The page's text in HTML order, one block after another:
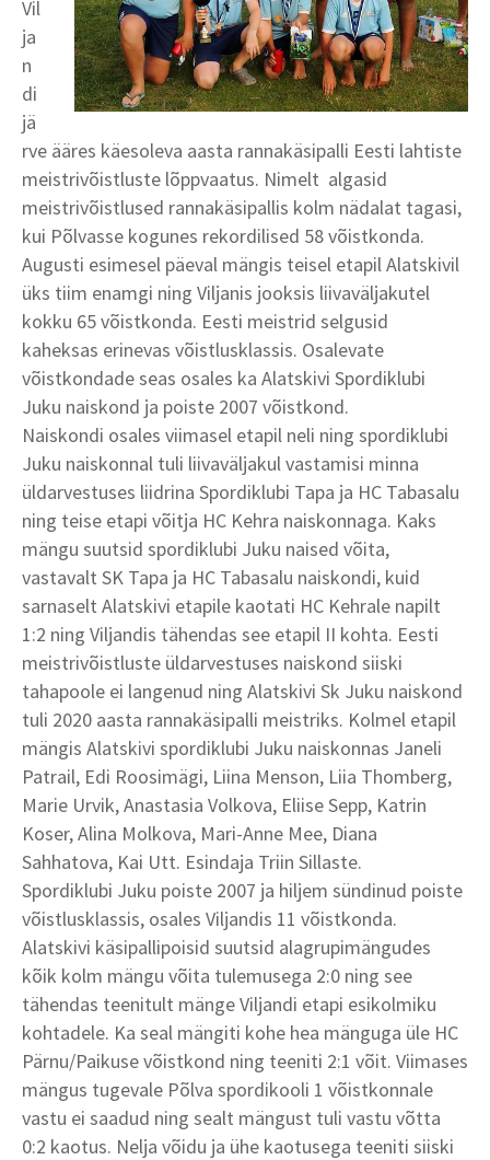
Vil
ja
n
di
jä
rve ääres käesoleva aasta rannakäsipalli Eesti lahtiste
meistrivõistluste lõppvaatus. Nimelt algasid
meistrivõistlused rannakäsipallis kolm nädalat tagasi,
kui Põlvasse kogunes rekordilised 58 võistkonda.
Augusti esimesel päeval mängis teisel etapil Alatskivil
üks tiim enamgi ning Viljanis jooksis liivaväljakutel
kokku 65 võistkonda. Eesti meistrid selgusid
kaheksas erinevas võistlusklassis. Osalevate
võistkondade seas osales ka Alatskivi Spordiklubi
Juku naiskond ja poiste 2007 võistkond.
Naiskondi osales viimasel etapil neli ning spordiklubi
Juku naiskonnal tuli liivaväljakul vastamisi minna
üldarvestuses liidrina Spordiklubi Tapa ja HC Tabasalu
ning teise etapi võitja HC Kehra naiskonnaga. Kaks
mängu suutsid spordiklubi Juku naised võita,
vastavalt SK Tapa ja HC Tabasalu naiskondi, kuid
sarnaselt Alatskivi etapile kaotati HC Kehrale napilt
1:2 ning Viljandis tähendas see etapil II kohta. Eesti
meistrivõistluste üldarvestuses naiskond siiski
tahapoole ei langenud ning Alatskivi Sk Juku naiskond
tuli 2020 aasta rannakäsipalli meistriks. Kolmel etapil
mängis Alatskivi spordiklubi Juku naiskonnas Janeli
Patrail, Edi Roosimägi, Liina Menson, Liia Thomberg,
Marie Urvik, Anastasia Volkova, Eliise Sepp, Katrin
Koser, Alina Molkova, Mari-Anne Mee, Diana
Sahhatova, Kai Utt. Esindaja Triin Sillaste.
Spordiklubi Juku poiste 2007 ja hiljem sündinud poiste
võistlusklassis, osales Viljandis 11 võistkonda.
Alatskivi käsipallipoisid suutsid alagrupimängudes
kõik kolm mängu võita tulemusega 2:0 ning see
tähendas teenitult mänge Viljandi etapi esikolmiku
kohtadele. Ka seal mängiti kohe hea mänguga üle HC
Pärnu/Paikuse võistkond ning teeniti 2:1 võit. Viimases
mängus tugevale Põlva spordikooli 1 võistkonnale
vastu ei saadud ning sealt mängust tuli vastu võtta
0:2 kaotus. Nelja võidu ja ühe kaotusega teeniti siiski